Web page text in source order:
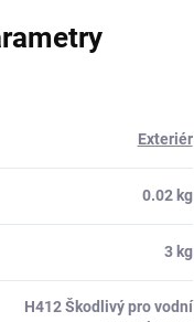
Exteriér
0.02 kg
3 kg
H412 Škodlivý pro vodní